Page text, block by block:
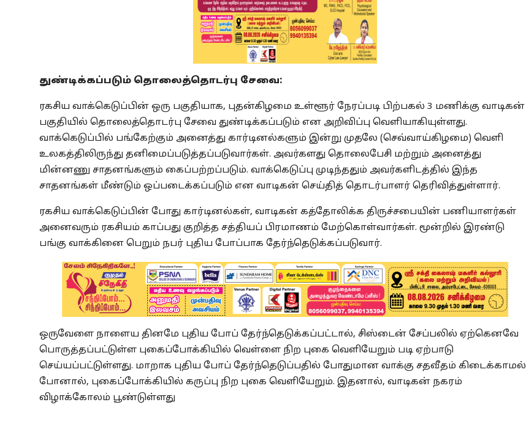
துண்டிக்கப்படும் தொலைத்தொடர்பு சேவை:
ரகசிய வாக்கெடுப்பின் ஒரு பகுதியாக, புதன்கிழமை உள்ளூர் நேரப்படி பிற்பகல் 3 மணிக்கு வாடிகன்
பகுதியில் தொலைத்தொடர்பு சேவை துண்டிக்கப்படும் என அறிவிப்பு வெளியாகியுள்ளது.
வாக்கெடுப்பில் பங்கேற்கும் அனைத்து கார்டினல்களும் இன்று முதலே (செவ்வாய்கிழமை) வெளி
உலகத்திலிருந்து தனிமைப்படுத்தப்படுவார்கள். அவர்களது தொலைபேசி மற்றும் அனைத்து
மின்னணு சாதனங்களும் கைப்பற்றப்படும். வாக்கெடுப்பு முடிந்ததும் அவர்களிடத்தில் இந்த
சாதனங்கள் மீண்டும் ஒப்படைக்கப்படும் என வாடிகன் செய்தித் தொடர்பாளர் தெரிவித்துள்ளார்.
ரகசிய வாக்கெடுப்பின் போது கார்டினல்கள், வாடிகன் கத்தோலிக்க திருச்சபையின் பணியாளர்கள்
அனைவரும் ரகசியம் காப்பது குறித்த சத்தியப் பிரமாணம் மேற்கொள்வார்கள். மூன்றில் இரண்டு
பங்கு வாக்கினை பெறும் நபர் புதிய போப்பாக தேர்ந்தெடுக்கப்படுவார்.
ஒருவேளை நாளைய தினமே புதிய போப் தேர்ந்தெடுக்கப்பட்டால், சிஸ்டைன் சேப்பலில் ஏற்கெனவே
பொருத்தப்பட்டுள்ள புகைப்போக்கியில் வெள்ளை நிற புகை வெளியேறும் படி ஏற்பாடு
செய்யப்பட்டுள்ளது. மாறாக புதிய போப் தேர்ந்தெடுப்பதில் போதுமான வாக்கு சதவீதம் கிடைக்காமல்
போனால், புகைப்போக்கியில் கருப்பு நிற புகை வெளியேறும். இதனால், வாடிகன் நகரம்
விழாக்கோலம் பூண்டுள்ளது